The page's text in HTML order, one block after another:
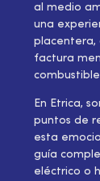
al medio
una
placentera,
factura
En Etrica,
puntos de
esta
guía
eléctrico o